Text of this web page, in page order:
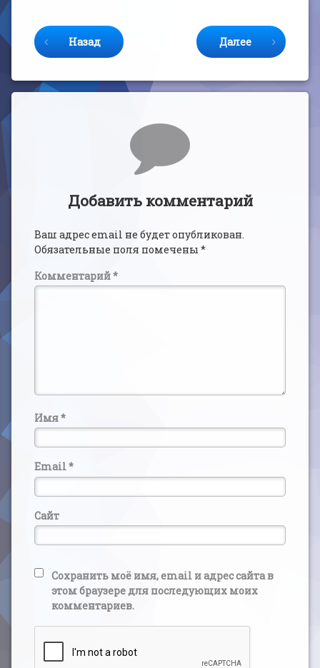
Назад Далее
Комментарии
Добавить комментарий
Ваш адрес email не будет опубликован.
Обязательные поля помечены *
Комментарий*
Имя*
Email*
Сайт
Сохранить моё имя, email и адрес сайта в
этом браузере для последующих моих
комментариев.